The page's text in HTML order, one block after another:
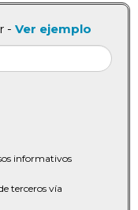
- Ver ejemplo
informativos
terceros vía